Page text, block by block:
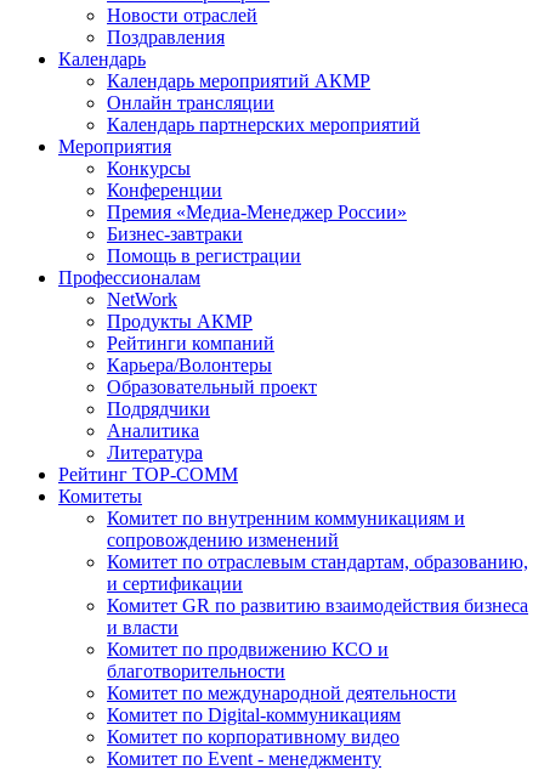
Новости отраслей
Поздравления
Календарь
Календарь мероприятий АКМР
Онлайн трансляции
Календарь партнерских мероприятий
Мероприятия
Конкурсы
Конференции
Премия «Медиа-Менеджер России»
Бизнес-завтраки
Помощь в регистрации
Профессионалам
NetWork
Продукты АКМР
Рейтинги компаний
Карьера/Волонтеры
Образовательный проект
Подрядчики
Аналитика
Литература
Рейтинг TOP-COMM
Комитеты
Комитет по внутренним коммуникациям и
сопровождению изменений
Комитет по отраслевым стандартам, образованию,
и сертификации
Комитет GR по развитию взаимодействия бизнеса
и власти
Комитет по продвижению КСО и
благотворительности
Комитет по международной деятельности
Комитет по Digital-коммуникациям
Комитет по корпоративному видео
Комитет по Event - менеджменту